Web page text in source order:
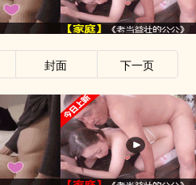
封面 下一页